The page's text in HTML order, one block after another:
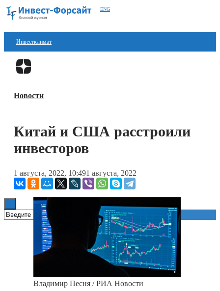
ENG
Инвестклимат
Финансы
Блокчейн
Книги
Новости
Китай и США расстроили
инвесторов
1 августа, 2022, 10:491 августа, 2022
Владимир Песня / РИА Новости